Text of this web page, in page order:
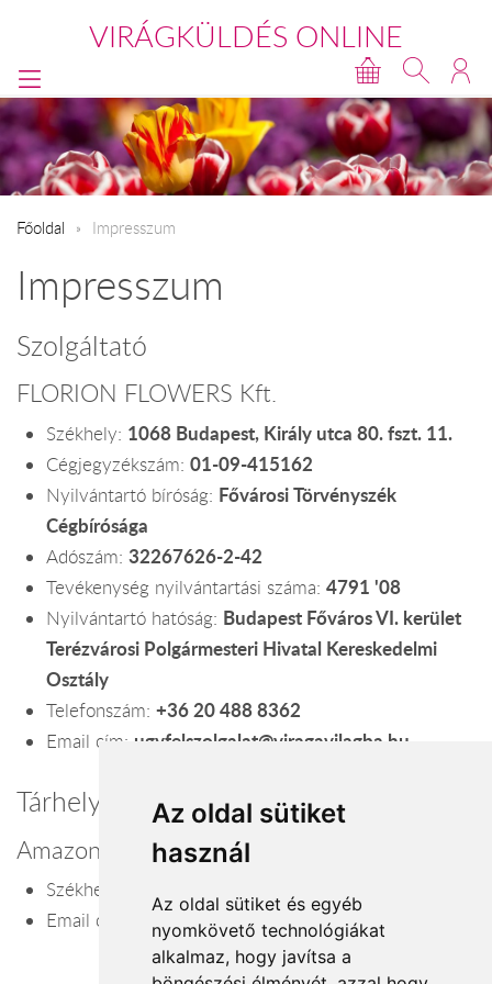
Az oldal sütiket
használ
Az oldal sütiket és egyéb
nyomkövető technológiákat
alkalmaz, hogy javítsa a
VIRÁGKÜLDÉS ONLINE
Főoldal Impresszum
Impresszum
Szolgáltató
FLORION FLOWERS Kft.
Székhely: 1068 Budapest, Király utca 80. fszt. 11.
Cégjegyzékszám:01-09-415162
Nyilvántartó bíróság: Fővárosi Törvényszék
Cégbírósága
Adószám:32267626-2-42
Tevékenység nyilvántartási száma:4791 '08
Nyilvántartó hatóság: Budapest Főváros VI. kerület
Terézvárosi Polgármesteri Hivatal Kereskedelmi
Osztály
Telefonszám:+36 20 488 8362
Email cím: ugyfelszolgalat@viragavilagba.hu
Tárhelyszolgáltató
Amazon Web Services, Inc.
Székhely:
Email cím: info@amazonaws.com